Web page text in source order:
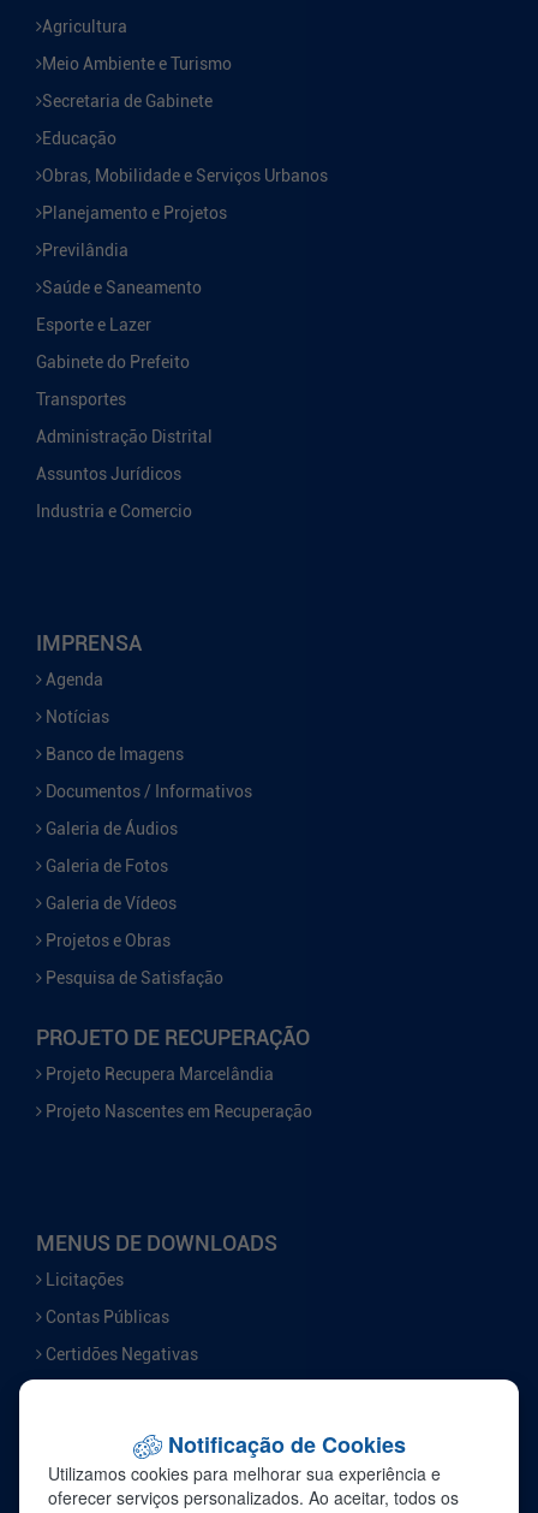
Agricultura
Meio Ambiente e Turismo
Secretaria de Gabinete
Educação
Obras, Mobilidade e Serviços Urbanos
Planejamento e Projetos
Previlândia
Saúde e Saneamento
Esporte e Lazer
Gabinete do Prefeito
Transportes
Administração Distrital
Assuntos Jurídicos
Industria e Comercio
IMPRENSA
Agenda
Notícias
Banco de Imagens
Documentos / Informativos
Galeria de Áudios
Galeria de Fotos
Galeria de Vídeos
Projetos e Obras
Pesquisa de Satisfação
PROJETO DE RECUPERAÇÃO
Projeto Recupera Marcelândia
Projeto Nascentes em Recuperação
MENUS DE DOWNLOADS
Licitações
Contas Públicas
Certidões Negativas
FALE CONOSCO
Ouvidoria
Notificação de Cookies
Utilizamos cookies para melhorar sua experiência e
oferecer serviços personalizados. Ao aceitar, todos os